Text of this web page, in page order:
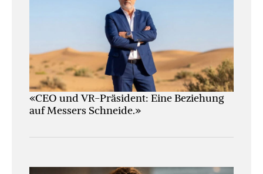
«CEO und VR-Präsident: Eine Beziehung
auf Messers Schneide.»